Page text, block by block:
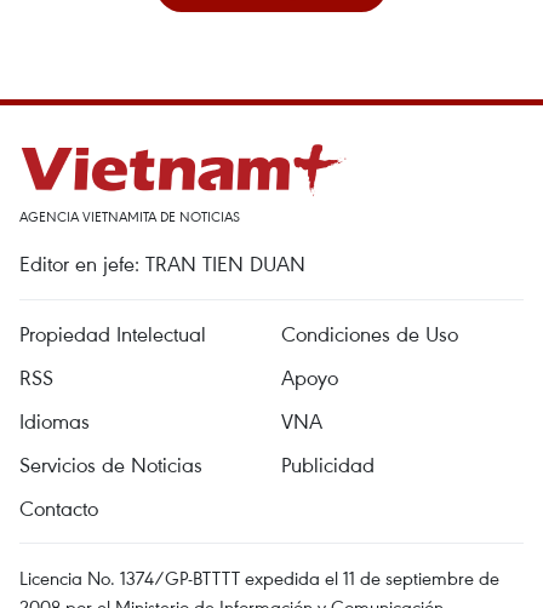
AGENCIA VIETNAMITA DE NOTICIAS
Editor en jefe: TRAN TIEN DUAN
Propiedad Intelectual
Condiciones de Uso
RSS
Apoyo
Idiomas
VNA
Servicios de Noticias
Publicidad
Contacto
Licencia No. 1374/GP-BTTTT expedida el 11 de septiembre de